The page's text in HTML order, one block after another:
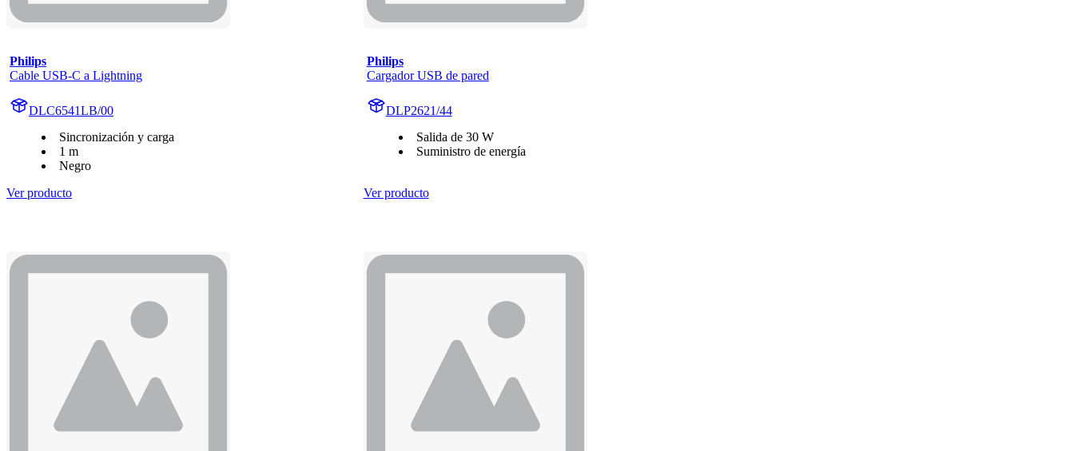
Philips
Cable USB-C a Lightning
DLC6541LB/00
Sincronización y carga
1 m
Negro
Ver producto
Philips
Cargador USB de pared
DLP2621/44
Salida de 30 W
Suministro de energía
Ver producto